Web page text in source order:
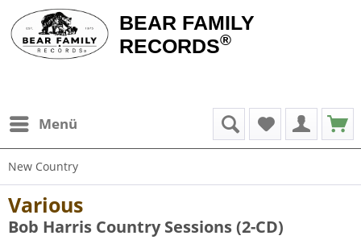
BEAR FAMILY
RECORDS®
Menü
New Country
Various
Bob Harris Country Sessions (2-CD)